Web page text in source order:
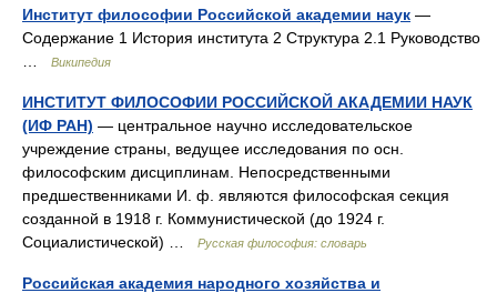
Институт философии Российской академии наук —
Содержание 1 История института 2 Структура 2.1 Руководство
Википедия
ИНСТИТУТ ФИЛОСОФИИ РОССИЙСКОЙ АКАДЕМИИ НАУК
(ИФ РАН) — центральное научно исследовательское
учреждение страны, ведущее исследования по осн.
философским дисциплинам. Непосредственными
предшественниками И. ф. являются философская секция
созданной в 1918 г. Коммунистической (до 1924 г.
Социалистической) …
Русская философия: словарь
Российская академия народного хозяйства и